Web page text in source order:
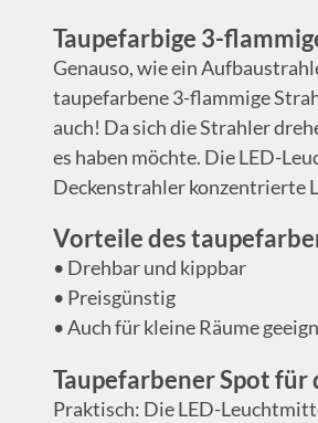
Taupefarbige 3-
Genauso, wie ein
taupefarbene 3-flammige
auch! Da sich die Strahler
es haben möchte. Die LED-
Deckenstrahler konzentrierte
Vorteile des
• Drehbar und kippbar
• Preisgünstig
• Auch für kleine Räume
Taupefarbener Spot für
Praktisch: Die LED-